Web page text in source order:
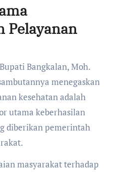
Pelayanan
Bangkalan, Moh.
menegaskan
kesehatan adalah
utama keberhasilan
diberikan pemerintah
masyarakat terhadap